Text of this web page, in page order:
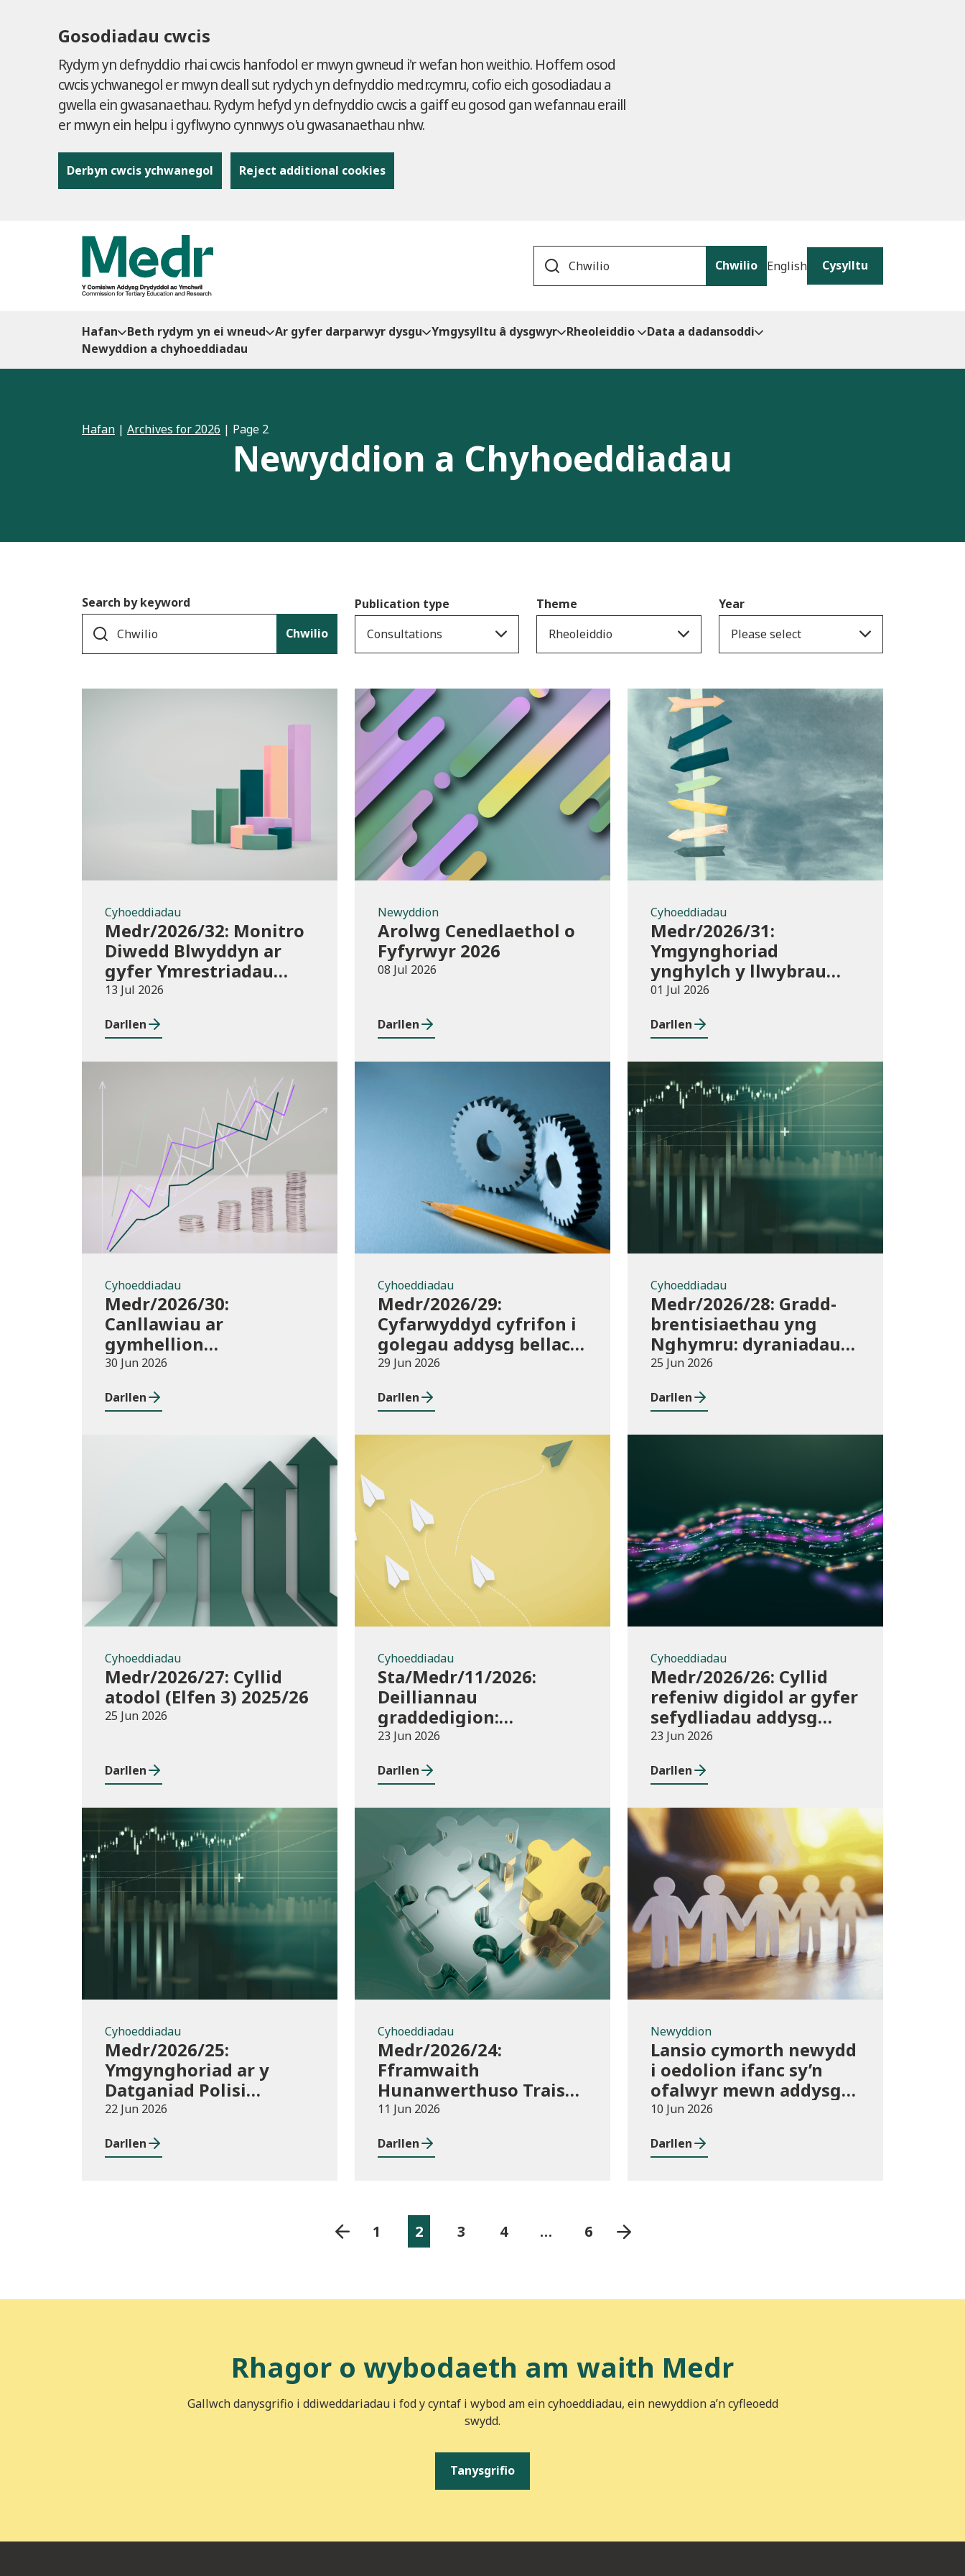
Gosodiadau cwcis
Rydym yn defnyddio rhai cwcis hanfodol er mwyn gwneud i'r wefan hon weithio. Hoffem osod
cwcis ychwanegol er mwyn deall sut rydych yn defnyddio medr.cymru, cofio eich gosodiadau a
gwella ein gwasanaethau. Rydym hefyd yn defnyddio cwcis a gaiff eu gosod gan wefannau eraill
er mwyn ein helpu i gyflwyno cynnwys o'u gwasanaethau nhw.
Derbyn cwcis ychwanegol Reject additional cookies
Chwilio English Cysylltu
Hafan Beth rydym yn ei wneud Ar gyfer darparwyr dysgu Ymgysylltu â dysgwyr Rheoleiddio
Data a dadansoddi
Newyddion a chyhoeddiadau
Hafan | Archives for 2026 | Page 2
Newyddion a Chyhoeddiadau
Search by keyword
Chwilio
Publication type
Consultations
Theme
Rheoleiddio
Year
Please select
Cyhoeddiadau
Cyhoeddiadau
Medr/2026/32: Monitro
Diwedd Blwyddyn ar
gyfer Ymrestriadau
Addysg Uwch 2025/26
13 Jul 2026
Darllen
Newyddion
Newyddion
Arolwg Cenedlaethol o
Fyfyrwyr 2026
08 Jul 2026
Darllen
Cyhoeddiadau
Cyhoeddiadau
Medr/2026/31:
Ymgynghoriad
ynghylch y llwybrau
newydd arfaethedig yn
Prentisiaeth Adeiladu a
01 Jul 2026
Darllen
Cyhoeddiadau
Cyhoeddiadau
Medr/2026/30:
Canllawiau ar
gymhellion
hyfforddiant TAR
athrawon yng Nghymru
30 Jun 2026
Darllen
Cyhoeddiadau
Cyhoeddiadau
Medr/2026/29:
Cyfarwyddyd cyfrifon i
golegau addysg bellach
yng Nghymru ar gyfer
29 Jun 2026
Darllen
Cyhoeddiadau
Cyhoeddiadau
Medr/2026/28: Gradd-
brentisiaethau yng
Nghymru: dyraniadau
cyllid ar gyfer blwyddyn
25 Jun 2026
Darllen
Cyhoeddiadau
Cyhoeddiadau
Medr/2026/27: Cyllid
atodol (Elfen 3) 2025/26
25 Jun 2026
Darllen
Cyhoeddiadau
Cyhoeddiadau
Sta/Medr/11/2026:
Deilliannau
graddedigion:
darparwyr addysg uwch
23 Jun 2026
Darllen
Cyhoeddiadau
Cyhoeddiadau
Medr/2026/26: Cyllid
refeniw digidol ar gyfer
sefydliadau addysg
bellach ac uwch yn
23 Jun 2026
Darllen
Cyhoeddiadau
Cyhoeddiadau
Medr/2026/25:
Ymgynghoriad ar y
Datganiad Polisi
Buddsoddi
22 Jun 2026
Darllen
Cyhoeddiadau
Cyhoeddiadau
Medr/2026/24:
Fframwaith
Hunanwerthuso Trais
yn erbyn Menywod,
Thrais Rhywiol
darparwyr addysg uwch
yng Nghymru
11 Jun 2026
Darllen
Newyddion
Newyddion
Lansio cymorth newydd
i oedolion ifanc sy’n
ofalwyr mewn addysg
bellach
10 Jun 2026
Darllen
1 2 3 4 … 6
Rhagor o wybodaeth am waith Medr
Gallwch danysgrifio i ddiweddariadau i fod y cyntaf i wybod am ein cyhoeddiadau, ein newyddion a’n cyfleoedd
swydd.
Tanysgrifio